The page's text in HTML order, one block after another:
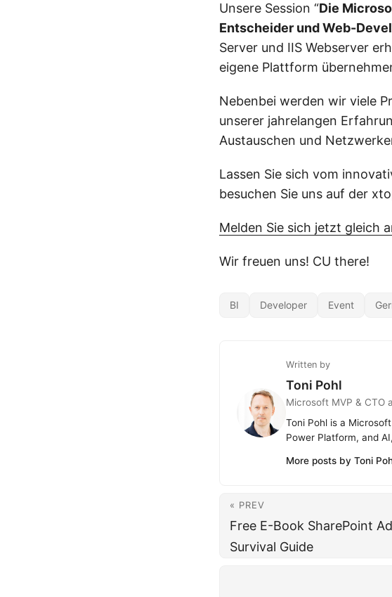
Unsere Session “Die
Entscheider und Web-
Server und IIS Webserver
eigene Plattform
Nebenbei werden wir viele
unserer jahrelangen
Austauschen und
Lassen Sie sich vom
besuchen Sie uns auf der
Melden Sie sich jetzt gleich
Wir freuen uns! CU there!
BI Developer Event
Written by
Toni Pohl
Microsoft MVP & CTO
Toni Pohl is a
Power Platform, and
More posts by Toni
« PREV
Free E-Book SharePoint
Survival Guide